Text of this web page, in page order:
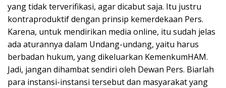
yang tidak terverifikasi, agar dicabut saja. Itu justru
kontraproduktif dengan prinsip kemerdekaan Pers.
Karena, untuk mendirikan media online, itu sudah jelas
ada aturannya dalam Undang-undang, yaitu harus
berbadan hukum, yang dikeluarkan KemenkumHAM.
Jadi, jangan dihambat sendiri oleh Dewan Pers. Biarlah
para instansi-instansi tersebut dan masyarakat yang